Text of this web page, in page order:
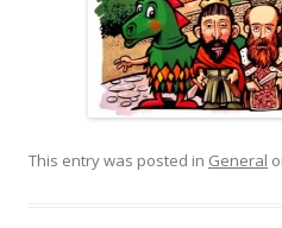
This entry was posted in General